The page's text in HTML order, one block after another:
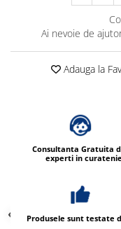
Ai nevoie de
Adauga la
Consultanta Gratuita
experti in curatenie
Produsele sunt testate